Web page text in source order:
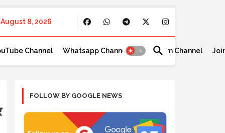
August 8, 2026
Channel Whatsapp Channel Telegram Channel
FOLLOW BY GOOGLE NEWS